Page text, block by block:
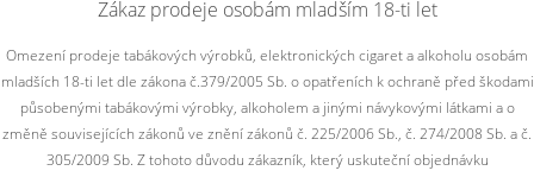
Zákaz prodeje osobám mladším 18-ti let
Omezení prodeje tabákových výrobků, elektronických cigaret a alkoholu osobám
mladších 18-ti let dle zákona č.379/2005 Sb. o opatřeních k ochraně před škodami
působenými tabákovými výrobky, alkoholem a jinými návykovými látkami a o
změně souvisejících zákonů ve znění zákonů č. 225/2006 Sb., č. 274/2008 Sb. a č.
305/2009 Sb. Z tohoto důvodu zákazník, který uskuteční objednávku